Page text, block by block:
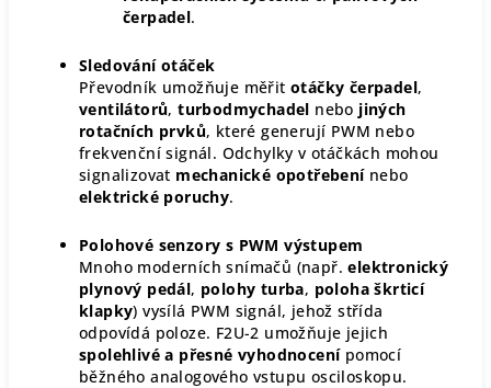
čerpadel.
Sledování otáček
Převodník umožňuje měřit otáčky čerpadel,
ventilátorů,turbodmychadel nebo jiných
rotačních prvků, které generují PWM nebo
frekvenční signál. Odchylky v otáčkách mohou
signalizovat mechanické opotřebenínebo
elektrické poruchy.
Polohové senzory s PWM výstupem
Mnoho moderních snímačů (např.elektronický
plynový pedál, polohy turba, poloha škrticí
klapky) vysílá PWM signál, jehož střída
odpovídá poloze. F2U-2 umožňuje jejich
spolehlivé a přesné vyhodnocenípomocí
běžného analogového vstupu osciloskopu.